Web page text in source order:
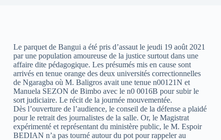
Le parquet de Bangui a été pris d’assaut le jeudi 19 août 2021
par une population amoureuse de la justice surtout dans une
affaire dite pédagogique. Les présumés mis en cause sont
arrivés en tenue orange des deux universités correctionnelles
de Ngaragba où M. Baligros avait une tenue n00121N et
Manuela SEZON de Bimbo avec le n0 0016B pour subir le
sort judiciaire. Le récit de la journée mouvementée.
Dès l’ouverture de l’audience, le conseil de la défense a plaidé
pour le retrait des journalistes de la salle. Or, le Magistrat
expérimenté et représentant du ministère public, le M. Espoir
BEDIAN n’a pas tourné autour du pot pour rappeler au